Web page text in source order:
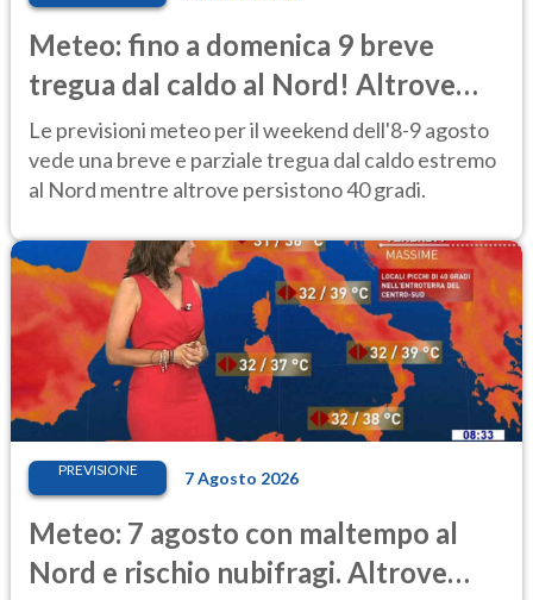
Meteo: fino a domenica 9 breve
tregua dal caldo al Nord! Altrove
calura e afa
Le previsioni meteo per il weekend dell'8-9 agosto
vede una breve e parziale tregua dal caldo estremo
al Nord mentre altrove persistono 40 gradi.
PREVISIONE 7 Agosto 2026
Meteo: 7 agosto con maltempo al
Nord e rischio nubifragi. Altrove